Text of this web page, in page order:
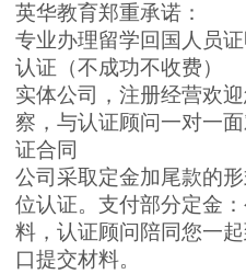
英华教育郑重承诺：
专业办理留学回国人员
认证（不成功不收费）
实体公司，注册经营欢
察，与认证顾问一对一
证合同
公司采取定金加尾款的
位认证。支付部分定金
料，认证顾问陪同您一
口提交材料。